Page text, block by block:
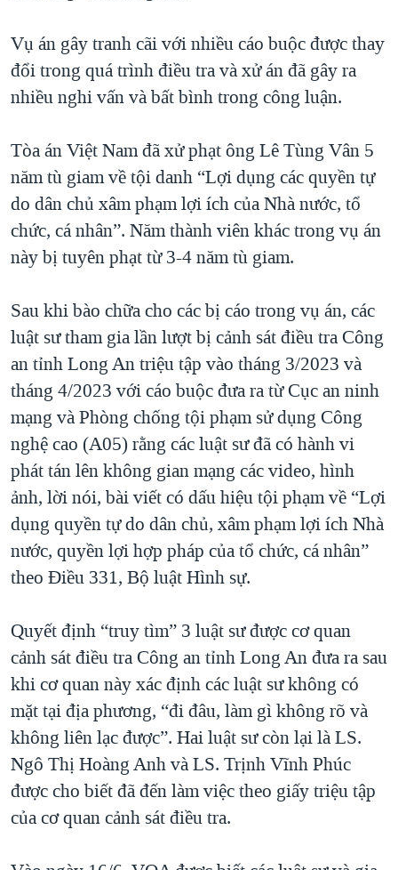
Vụ án gây tranh cãi với nhiều cáo buộc được thay
đổi trong quá trình điều tra và xử án đã gây ra
nhiều nghi vấn và bất bình trong công luận.
Tòa án Việt Nam đã xử phạt ông Lê Tùng Vân 5
năm tù giam về tội danh “Lợi dụng các quyền tự
do dân chủ xâm phạm lợi ích của Nhà nước, tổ
chức, cá nhân”. Năm thành viên khác trong vụ án
này bị tuyên phạt từ 3-4 năm tù giam.
Sau khi bào chữa cho các bị cáo trong vụ án, các
luật sư tham gia lần lượt bị cảnh sát điều tra Công
an tỉnh Long An triệu tập vào tháng 3/2023 và
tháng 4/2023 với cáo buộc đưa ra từ Cục an ninh
mạng và Phòng chống tội phạm sử dụng Công
nghệ cao (A05) rằng các luật sư đã có hành vi
phát tán lên không gian mạng các video, hình
ảnh, lời nói, bài viết có dấu hiệu tội phạm về “Lợi
dụng quyền tự do dân chủ, xâm phạm lợi ích Nhà
nước, quyền lợi hợp pháp của tổ chức, cá nhân”
theo Điều 331, Bộ luật Hình sự.
Quyết định “truy tìm” 3 luật sư được cơ quan
cảnh sát điều tra Công an tỉnh Long An đưa ra sau
khi cơ quan này xác định các luật sư không có
mặt tại địa phương, “đi đâu, làm gì không rõ và
không liên lạc được”. Hai luật sư còn lại là LS.
Ngô Thị Hoàng Anh và LS. Trịnh Vĩnh Phúc
được cho biết đã đến làm việc theo giấy triệu tập
của cơ quan cảnh sát điều tra.